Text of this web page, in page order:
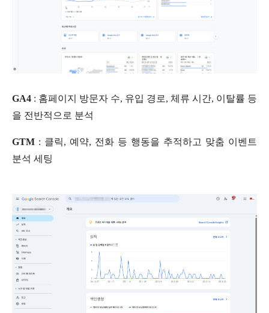
GA4 : 홈페이지 방문자 수, 유입 경로, 체류 시간, 이탈률 등
을 전반적으로 분석
GTM : 클릭, 예약, 전화 등 행동을 추적하고 맞춤 이벤트
분석 세팅